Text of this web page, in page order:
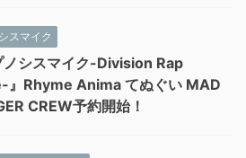
スマイク
ノシスマイク-Division Rap
』Rhyme Anima てぬぐい MAD
CREW予約開始！